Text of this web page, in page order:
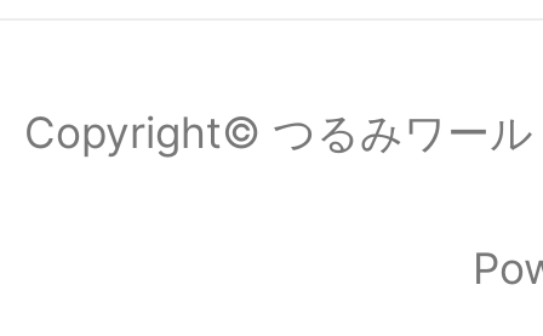
Copyright© つるみワー